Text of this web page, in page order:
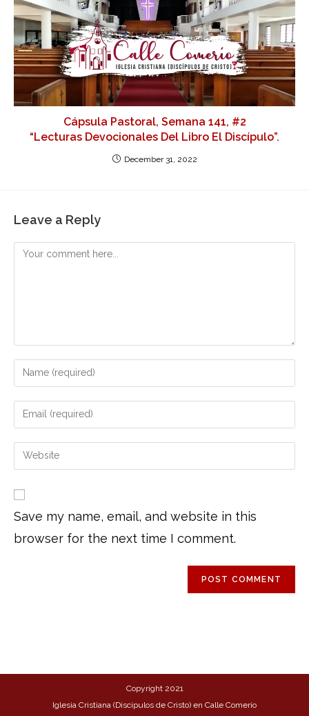
Cápsula Pastoral, Semana 141, #2
“Lecturas Devocionales Del Libro El Discípulo”.
December 31, 2022
Leave a Reply
Save my name, email, and website in this
browser for the next time I comment.
Copyright 2021
Iglesia Cristiana (Discípulos de Cristo) en Calle Comerío